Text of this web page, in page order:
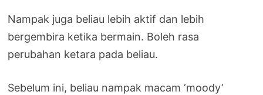
Nampak juga beliau lebih aktif dan lebih
bergembira ketika bermain. Boleh rasa
perubahan ketara pada beliau.
Sebelum ini, beliau nampak macam ‘moody’